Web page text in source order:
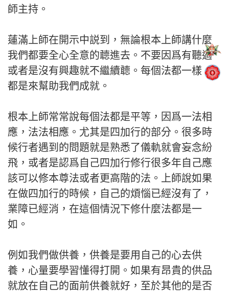
師主持。
蓮滿上師在開示中説到，無論根本上師講什麼
我們都要全心全意的聼進去。不要因爲有聽過
或者是沒有興趣就不繼續聼。每個法都一樣，
都是來幫助我們成就。
根本上師常常說每個法都是平等，因爲一法相
應，法法相應。尤其是四加行的部分。很多時
候行者遇到的問題就是熟悉了儀軌就會妄念紛
飛，或者是認爲自己四加行修行很多年自己應
該可以修本尊法或者更高階的法。上師說如果
在做四加行的時候，自己的煩惱已經沒有了，
業障已經消，在這個情況下修什麼法都是一
如。
例如我們做供養，供養是要用自己的心去供
養，心量要學習懂得打開。如果有昂貴的供品
就放在自己的面前供養就好，至於其他的是否